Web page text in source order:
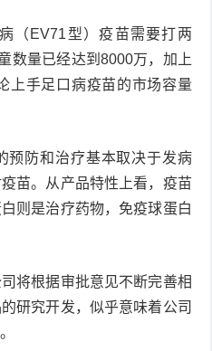
（EV71型）疫苗需要打两
数量已经达到8000万，加上
上手足口病疫苗的市场容量
预防和治疗基本取决于发病
苗。从产品特性上看，疫苗
则是治疗药物，免疫球蛋白
将根据审批意见不断完善相
研究开发，似乎意味着公司